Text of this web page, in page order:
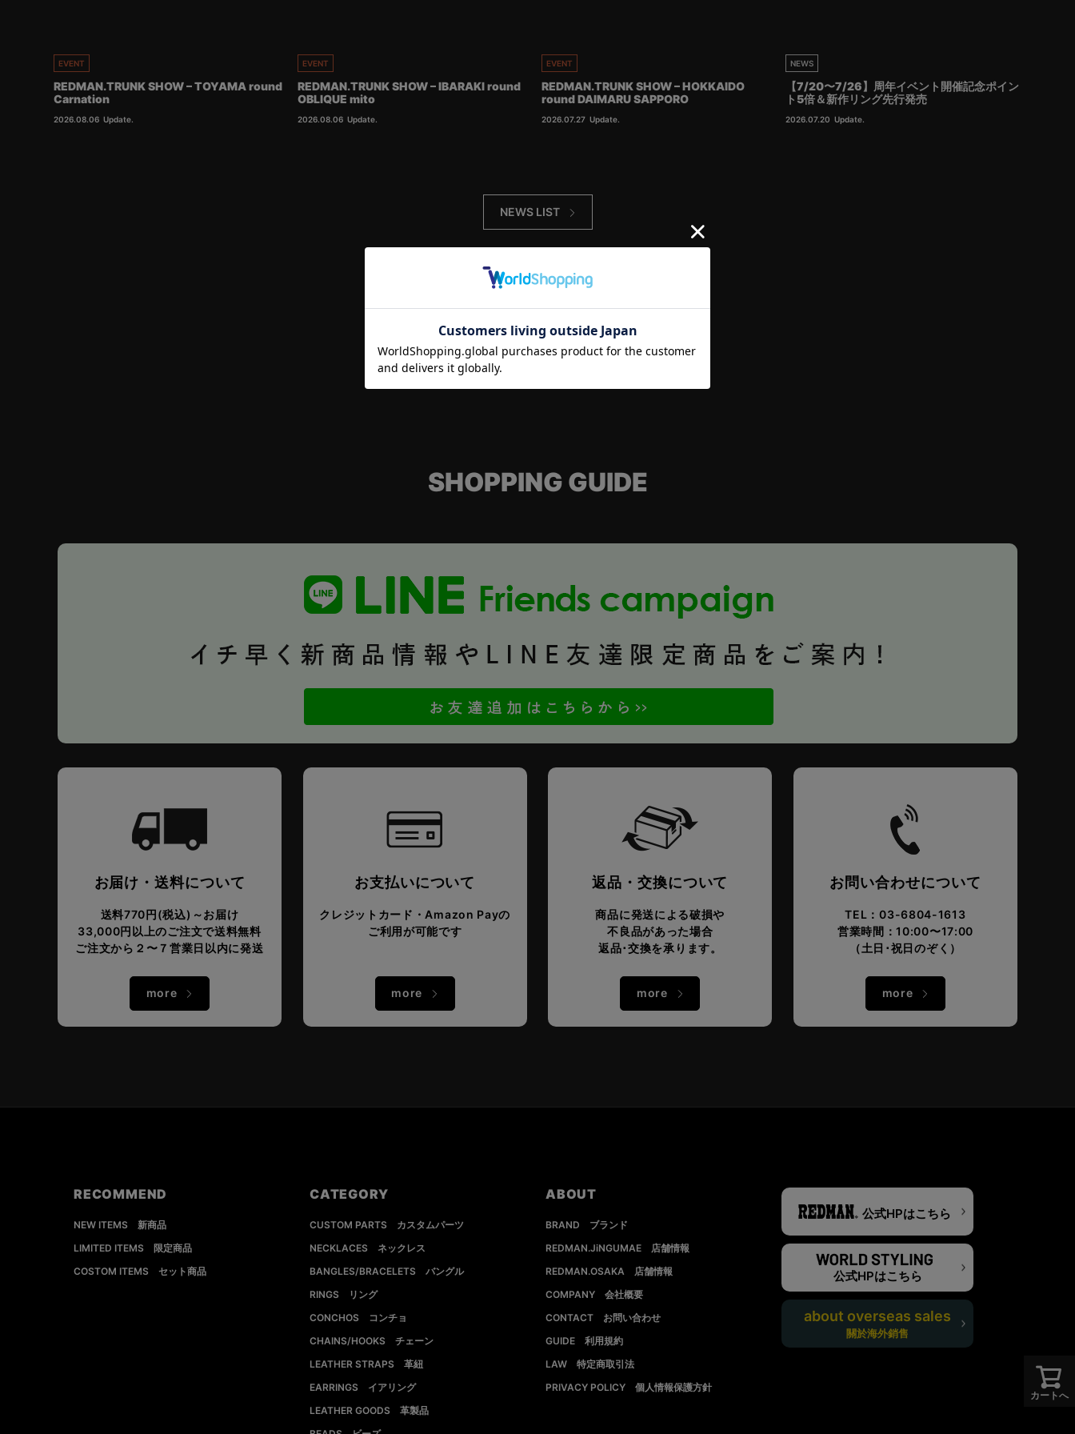
カートへ
EVENT
REDMAN.TRUNK SHOW – TOYAMA round
Carnation
2026.08.06 Update.
EVENT
REDMAN.TRUNK SHOW – IBARAKI round
OBLIQUE mito
2026.08.06 Update.
EVENT
REDMAN.TRUNK SHOW – HOKKAIDO
round DAIMARU SAPPORO
2026.07.27 Update.
NEWS
【7/20〜7/26】周年イベント開催記念ポイン
ト5倍＆新作リング先行発売
2026.07.20 Update.
NEWS LIST
SHOPPING GUIDE
お届け・送料について
送料770円(税込)～お届け
33,000円以上のご注文で送料無料
ご注文から２〜７営業日以内に発送
more
お支払いについて
クレジットカード・Amazon Payの
ご利用が可能です
more
返品・交換について
商品に発送による破損や
不良品があった場合
返品･交換を承ります。
more
お問い合わせについて
TEL：03-6804-1613
営業時間：10:00〜17:00
（土日･祝日のぞく）
more
RECOMMEND
NEW ITEMS 新商品
LIMITED ITEMS 限定商品
COSTOM ITEMS セット商品
CATEGORY
CUSTOM PARTS カスタムパーツ
NECKLACES ネックレス
BANGLES/BRACELETS バングル
RINGS リング
CONCHOS コンチョ
CHAINS/HOOKS チェーン
LEATHER STRAPS 革紐
EARRINGS イアリング
LEATHER GOODS 革製品
ABOUT
BRAND ブランド
REDMAN.JiNGUMAE 店舗情報
REDMAN.OSAKA 店舗情報
COMPANY 会社概要
CONTACT お問い合わせ
GUIDE 利用規約
LAW 特定商取引法
PRIVACY POLICY 個人情報保護方針
公式HPはこちら
公式HPはこちら
about overseas sales
關於海外銷售